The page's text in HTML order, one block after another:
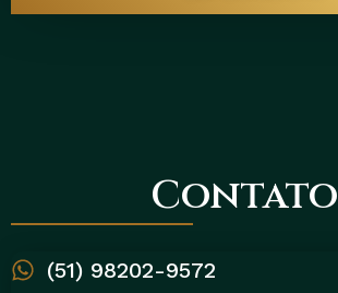
Contato
(51) 98202-9572